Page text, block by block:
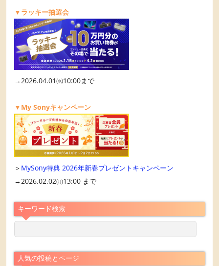
▼ラッキー抽選会
→2026.04.01㈬10:00まで
▼My Sonyキャンペーン
＞ MySony特典 2026年新春プレゼントキャンペーン
→2026.02.02㈪13:00 まで
キーワード検索
人気の投稿とページ